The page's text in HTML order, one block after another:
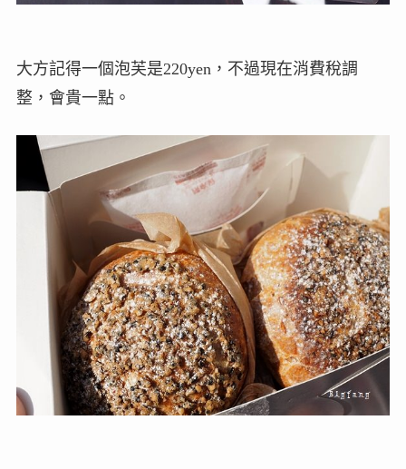
大方記得一個泡芙是220yen，不過現在消費稅調
整，會貴一點。